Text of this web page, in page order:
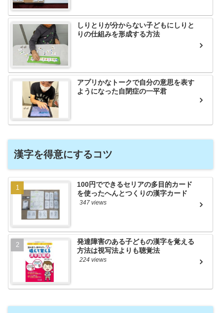
しりとりが分からない子どもにしりと
りの仕組みを形成する方法
アプリかなトークで自分の意思を表す
ようになった自閉症の一平君
漢字を得意にするコツ
100円でできるセリアの多目的カード
を使ったへんとつくりの漢字カード
347 views
発達障害のある子どもの漢字を覚える
方法は視写法よりも聴覚法
224 views